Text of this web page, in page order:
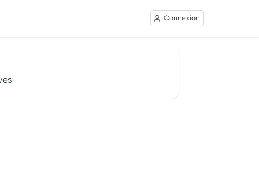
Connexion